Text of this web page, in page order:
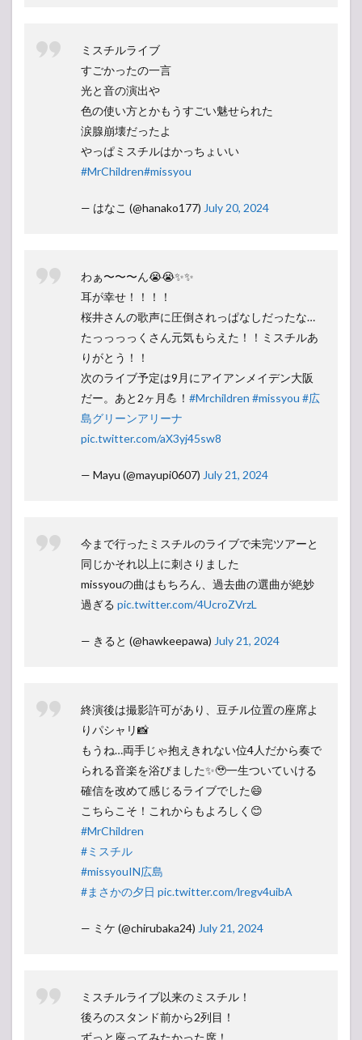
ミスチルライブ
すごかったの一言
光と音の演出や
色の使い方とかもうすごい魅せられた
涙腺崩壊だったよ
やっぱミスチルはかっちょいい
#MrChildren#missyou
— はなこ (@hanako177) July 20, 2024
わぁ〜〜〜ん😭😭✨✨
耳が幸せ！！！！
桜井さんの歌声に圧倒されっぱなしだったな…
たっっっっくさん元気もらえた！！ミスチルあ
りがとう！！
次のライブ予定は9月にアイアンメイデン大阪
だー。あと2ヶ月💪！ #Mrchildren #missyou #広
島グリーンアリーナ
pic.twitter.com/aX3yj45sw8
— Mayu (@mayupi0607) July 21, 2024
今まで行ったミスチルのライブで未完ツアーと
同じかそれ以上に刺さりました
missyouの曲はもちろん、過去曲の選曲が絶妙
過ぎる pic.twitter.com/4UcroZVrzL
— きると (@hawkeepawa) July 21, 2024
終演後は撮影許可があり、豆チル位置の座席よ
りパシャリ📸
もうね…両手じゃ抱えきれない位4人だから奏で
られる音楽を浴びました✨🥹一生ついていける
確信を改めて感じるライブでした😄
こちらこそ！これからもよろしく😊
#MrChildren
#ミスチル
#missyouIN広島
#まさかの夕日 pic.twitter.com/lregv4uibA
— ミケ (@chirubaka24) July 21, 2024
ミスチルライブ以来のミスチル！
後ろのスタンド前から2列目！
ずっと座ってみたかった席！